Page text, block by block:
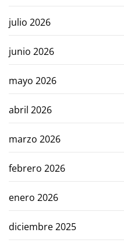
julio 2026
junio 2026
mayo 2026
abril 2026
marzo 2026
febrero 2026
enero 2026
diciembre 2025